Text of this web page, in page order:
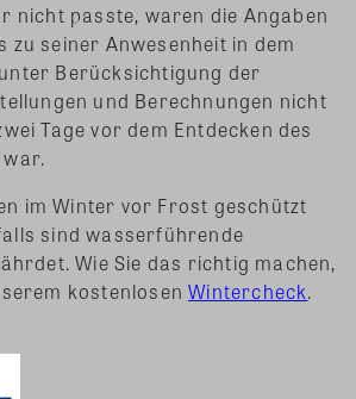
nicht passte, waren die Angaben
zu seiner Anwesenheit in dem
Berücksichtigung der
und Berechnungen nicht
Tage vor dem Entdecken des
im Winter vor Frost geschützt
sind wasserführende
Wie Sie das richtig machen,
kostenlosenWintercheck.